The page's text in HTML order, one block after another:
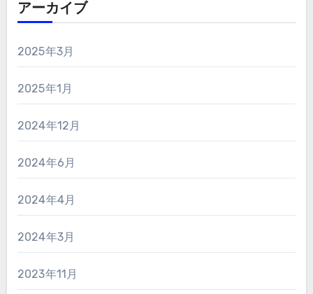
アーカイブ
2025年3月
2025年1月
2024年12月
2024年6月
2024年4月
2024年3月
2023年11月